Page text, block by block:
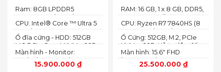
512GB, 14.0inch WUXGA
OLED, Win 11)
15.900.000 ₫
Màn hình - Monitor:
14.0inch WUXGA (1920 x
1200) 16:10, OLED, 500 nits,
Ổ đĩa cứng - HDD: 512GB
M.2 PCIe Gen 4 NVMe SSD
CPU: Intel® Core ™ Ultra 5
125H (3.60GHz up to
4.50GHz, 18MB Cache)
Ram: 8GB LPDDR5
7467MHz on board
8G, 15.6-inch FHD 165Hz
Windows 11 Dark Shadow
Gray
25.500.000 ₫
Màn hình: 15.6" FHD
(1920x1080) 165Hz, 3ms,
sRGB-100%,
Ổ Cứng: 512GB, M.2, PCIe
NVMe, SSD-Hỗ trợ lên đến
4 TB (2 khe SSD)
CPU: Ryzen R7 7840HS (8
Cores, 16 Threads, 24MB
Cache, 3.80 GHz up to 5.1
RAM: 16 GB, 1 x 8 GB, DDR5,
4800 MHz -Tối đa 32GB